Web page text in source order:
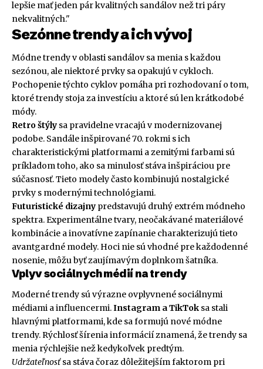
lepšie mať jeden pár kvalitných sandálov než tri páry
nekvalitných."
Sezónne trendy a ich vývoj
Módne trendy v oblasti sandálov sa menia s každou
sezónou, ale niektoré prvky sa opakujú v cykloch.
Pochopenie týchto cyklov pomáha pri rozhodovaní o tom,
ktoré trendy stoja za investíciu a ktoré sú len krátkodobé
módy.
Retro štýly sa pravidelne vracajú v modernizovanej
podobe. Sandále inšpirované 70. rokmi s ich
charakteristickými platformami a zemitými farbami sú
príkladom toho, ako sa minulosť stáva inšpiráciou pre
súčasnosť. Tieto modely často kombinujú nostalgické
prvky s modernými technológiami.
Futuristické dizajny predstavujú druhý extrém módneho
spektra. Experimentálne tvary, neočakávané materiálové
kombinácie a inovatívne zapínanie charakterizujú tieto
avantgardné modely. Hoci nie sú vhodné pre každodenné
nosenie, môžu byť zaujímavým doplnkom šatníka.
Vplyv sociálnych médií na trendy
Moderné trendy sú výrazne ovplyvnené sociálnymi
médiami a influencermi.Instagram a TikTok sa stali
hlavnými platformami, kde sa formujú nové módne
trendy. Rýchlosť šírenia informácií znamená, že trendy sa
menia rýchlejšie než kedykoľvek predtým.
Udržateľnosťsa stáva čoraz dôležitejším faktorom pri